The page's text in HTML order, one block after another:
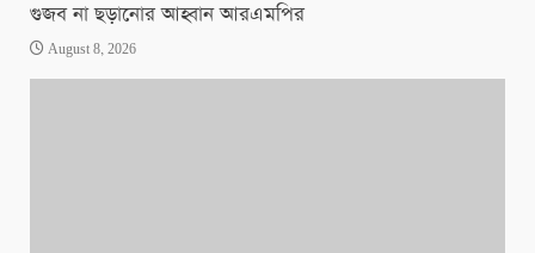
গুজব না ছড়ানোর আহ্বান আরএমপির
August 8, 2026